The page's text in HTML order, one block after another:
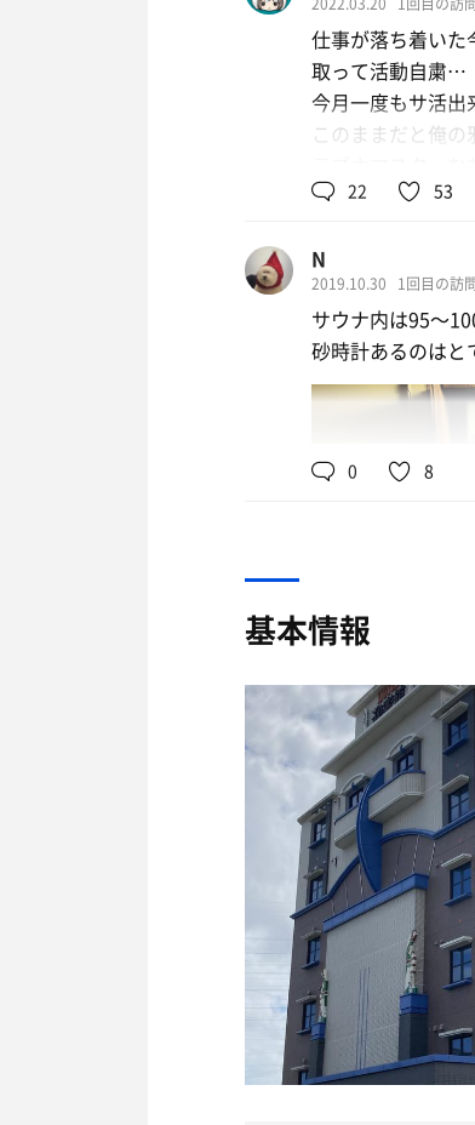
仕事が落ち着いた
取って活動自粛…
今月一度もサ活
このままだと俺
へ。
汗蒸幕のゆを素通
迎えてくれたサ
ラブホなのに1人
だけどここまで来
MAX120℃設定ま
時々扉を開けてみ
ビチョビチョタオ
これはキたね！得
多方向シャワー
高っけえYO！🤣💸
だけどリフレッシ
22 53
N
2019.10.30 1回目の訪
サウナ内は95〜
砂時計あるのは
0 8
基本情報